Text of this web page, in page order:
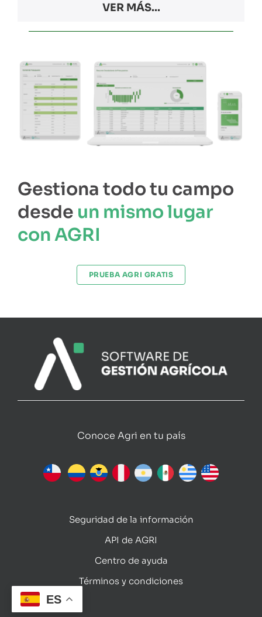
VER MÁS...
Gestiona todo tu campo
desde un mismo lugar
con AGRI
PRUEBA AGRI GRATIS
Conoce Agri en tu país
Seguridad de la información
API de AGRI
Centro de ayuda
Términos y condiciones
ES